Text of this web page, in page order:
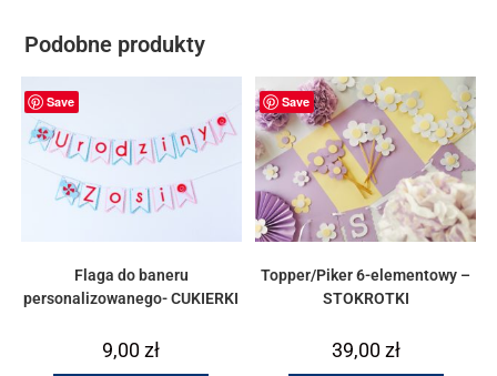
Podobne produkty
Save
Flaga do baneru
personalizowanego- CUKIERKI
9,00zł
Save
Topper/Piker 6-elementowy –
STOKROTKI
39,00zł